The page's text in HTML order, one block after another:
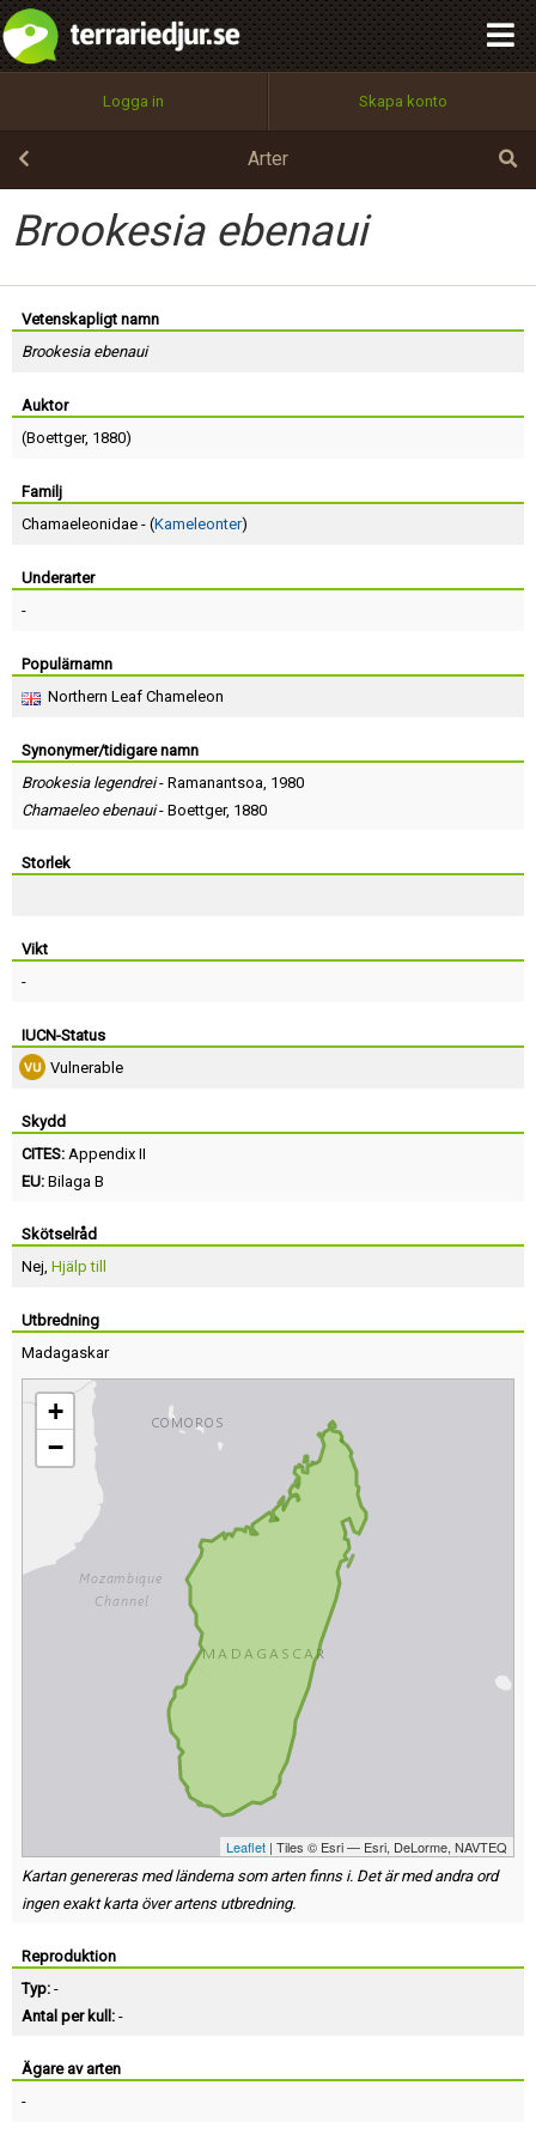
Logga in Skapa konto
Arter
Brookesia ebenaui
Vetenskapligt namn
Brookesia ebenaui
Auktor
(Boettger, 1880)
Familj
Chamaeleonidae - (Kameleonter)
Underarter
-
Populärnamn
Northern Leaf Chameleon
Synonymer/tidigare namn
Brookesia legendrei- Ramanantsoa, 1980
Chamaeleo ebenaui- Boettger, 1880
Storlek
Vikt
-
IUCN-Status
Vulnerable
Skydd
CITES: Appendix II
EU: Bilaga B
Skötselråd
Nej, Hjälp till
Utbredning
Madagaskar
+
−
Leaflet | Tiles © Esri — Esri, DeLorme, NAVTEQ
Kartan genereras med länderna som arten finns i. Det är med andra ord
ingen exakt karta över artens utbredning.
Reproduktion
Typ: -
Antal per kull: -
Ägare av arten
-
Utför
100%
OK
integritetspolicy
Namn:
Epost:
Lösenord:
Terms of Service
Skapa konto
Begär nytt lösenord
Tillbaka till förstasidan